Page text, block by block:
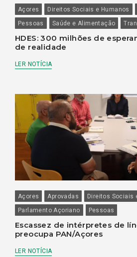
Açores Direitos Sociais e Humanos
Pessoas
Saúde e Alimentação
HDES: 300 milhões de
de realidade
LER NOTÍCIA
Açores Aprovadas Direitos Sociais
Parlamento Açoriano
Pessoas
Escassez de intérpretes de
preocupa PAN/Açores
LER NOTÍCIA